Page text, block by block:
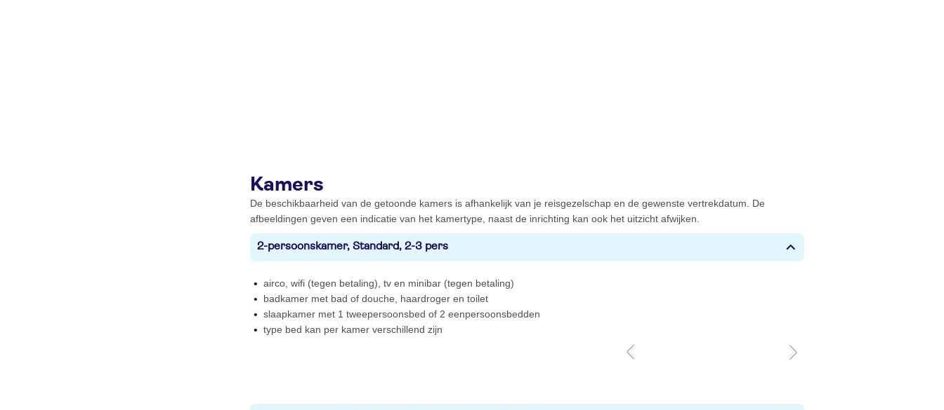
Kamers
De beschikbaarheid van de getoonde kamers is afhankelijk van je reisgezelschap en de gewenste vertrekdatum. De
afbeeldingen geven een indicatie van het kamertype, naast de inrichting kan ook het uitzicht afwijken.
2-persoonskamer, Standard, 2-3 pers
airco, wifi (tegen betaling), tv en minibar (tegen betaling)
badkamer met bad of douche, haardroger en toilet
slaapkamer met 1 tweepersoonsbed of 2 eenpersoonsbedden
type bed kan per kamer verschillend zijn